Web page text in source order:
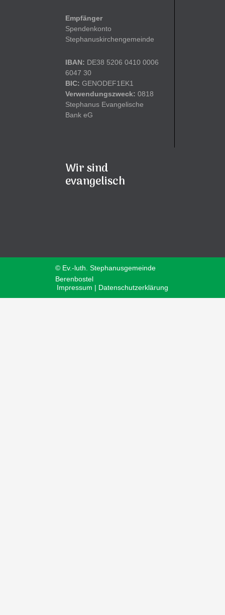
Empfänger
Spendenkonto
Stephanuskirchengemeinde
IBAN: DE38 5206 0410 0006
6047 30
BIC: GENODEF1EK1
Verwendungszweck: 0818
Stephanus Evangelische
Bank eG
Wir sind
evangelisch
© Ev.-luth. Stephanusgemeinde
Berenbostel
Impressum | Datenschutzerklärung